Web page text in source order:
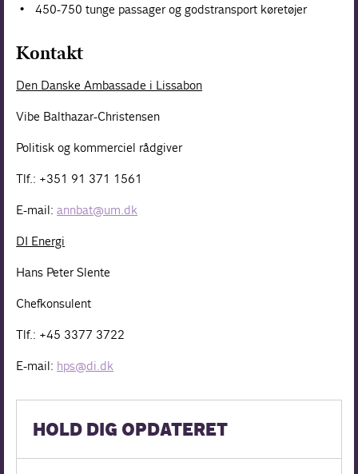
450-750 tunge passager og godstransport køretøjer
Kontakt
Den Danske Ambassade i Lissabon
Vibe Balthazar-Christensen
Politisk og kommerciel rådgiver
Tlf.: +351 91 371 1561
E-mail:annbat@um.dk
DI Energi
Hans Peter Slente
Chefkonsulent
Tlf.: +45 3377 3722
E-mail: hps@di.dk
HOLD DIG OPDATERET